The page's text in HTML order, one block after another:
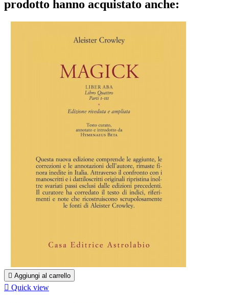
prodotto hanno acquistato anche:
 Aggiungi al carrello
 Quick view